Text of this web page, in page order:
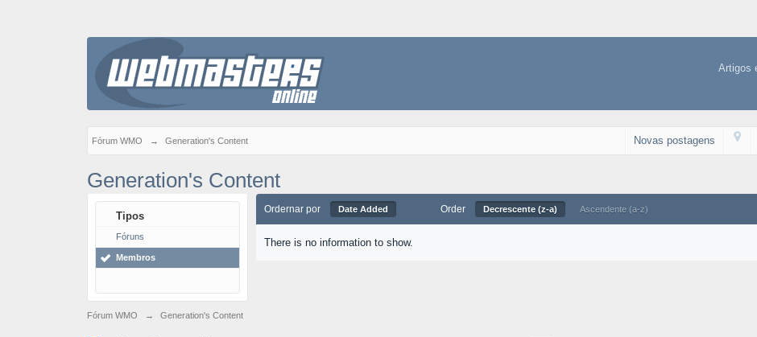
Artigos
Fórum WMO → Generation's Content Novas postagens
Generation's Content
Tipos
Fóruns
Membros
Ordernar por Date Added Order Decrescente (z-a) Ascendente (a-z)
There is no information to show.
Fórum WMO → Generation's Content